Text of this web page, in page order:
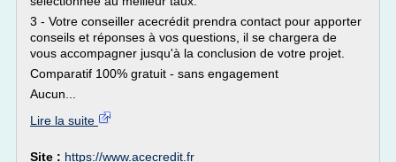
3 - Votre conseiller acecrédit prendra contact pour apporter
conseils et réponses à vos questions, il se chargera de
vous accompagner jusqu'à la conclusion de votre projet.
Comparatif 100% gratuit - sans engagement
Aucun...
Lire la suite
Site : https://www.acecredit.fr